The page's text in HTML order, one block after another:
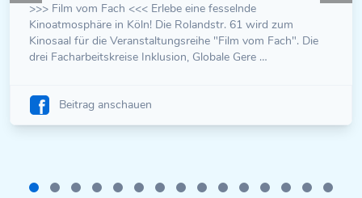
>>> Film vom Fach <<< Erlebe eine fesselnde
Kinoatmosphäre in Köln! Die Rolandstr. 61 wird zum
Kinosaal für die Veranstaltungsreihe "Film vom Fach". Die
drei Facharbeitskreise Inklusion, Globale Gere …
Beitrag anschauen